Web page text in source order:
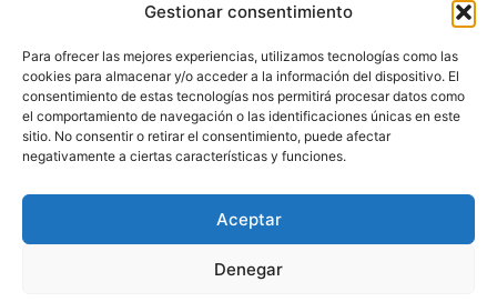
Gestionar consentimiento
Para ofrecer las mejores experiencias, utilizamos tecnologías como las
cookies para almacenar y/o acceder a la información del dispositivo. El
consentimiento de estas tecnologías nos permitirá procesar datos como
el comportamiento de navegación o las identificaciones únicas en este
sitio. No consentir o retirar el consentimiento, puede afectar
negativamente a ciertas características y funciones.
Aceptar
Denegar